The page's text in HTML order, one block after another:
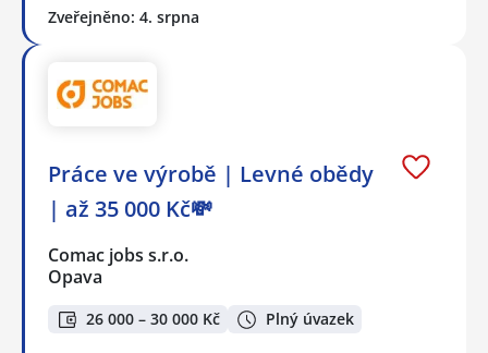
Zveřejněno: 4. srpna
Práce ve výrobě | Levné obědy
| až 35 000 Kč💸
Comac jobs s.r.o.
Opava
26 000 – 30 000 Kč Plný úvazek